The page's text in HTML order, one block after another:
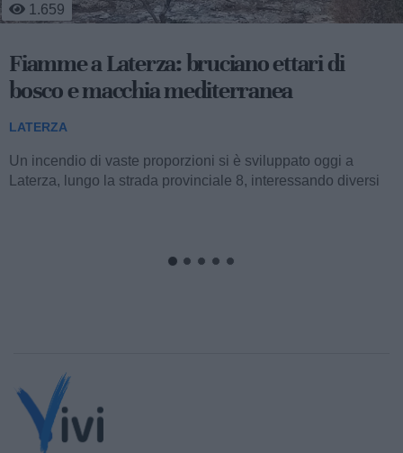
1.659
Fiamme a Laterza: bruciano ettari di
bosco e macchia mediterranea
LATERZA
Un incendio di vaste proporzioni si è sviluppato oggi a
Laterza, lungo la strada provinciale 8, interessando diversi